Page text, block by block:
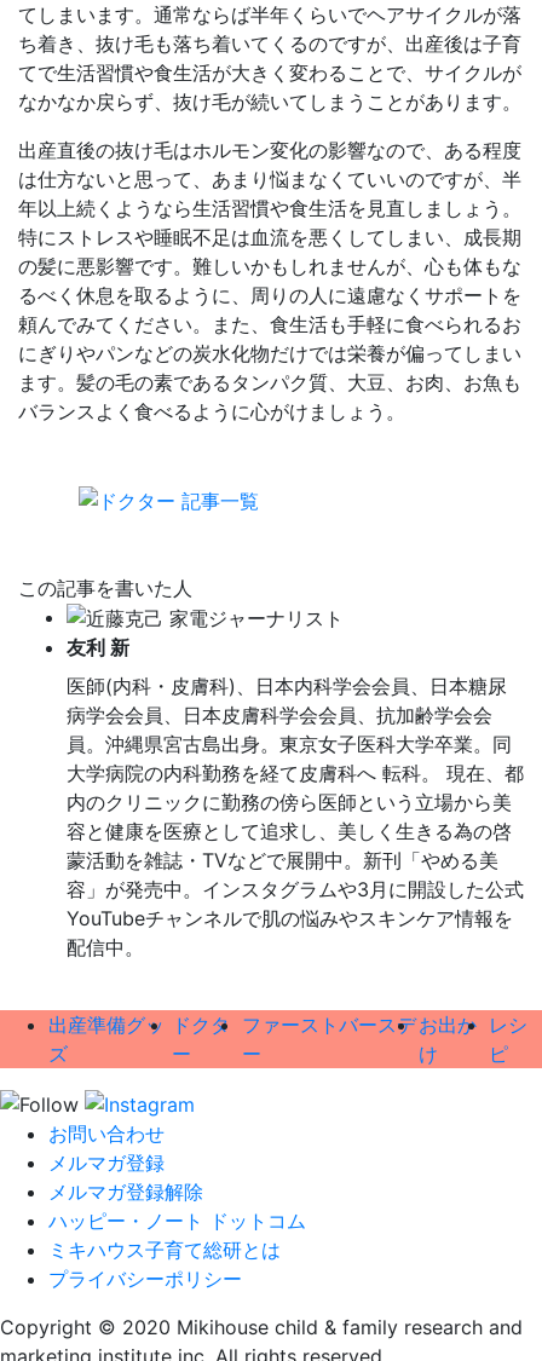
てしまいます。通常ならば半年くらいでヘアサイクルが落
ち着き、抜け毛も落ち着いてくるのですが、出産後は子育
てで生活習慣や食生活が大きく変わることで、サイクルが
なかなか戻らず、抜け毛が続いてしまうことがあります。
出産直後の抜け毛はホルモン変化の影響なので、ある程度
は仕方ないと思って、あまり悩まなくていいのですが、半
年以上続くようなら生活習慣や食生活を見直しましょう。
特にストレスや睡眠不足は血流を悪くしてしまい、成長期
の髪に悪影響です。難しいかもしれませんが、心も体もな
るべく休息を取るように、周りの人に遠慮なくサポートを
頼んでみてください。また、食生活も手軽に食べられるお
にぎりやパンなどの炭水化物だけでは栄養が偏ってしまい
ます。髪の毛の素であるタンパク質、大豆、お肉、お魚も
バランスよく食べるように心がけましょう。
この記事を書いた人
友利 新
医師(内科・皮膚科)、日本内科学会会員、日本糖尿
病学会会員、日本皮膚科学会会員、抗加齢学会会
員。沖縄県宮古島出身。東京女子医科大学卒業。同
大学病院の内科勤務を経て皮膚科へ 転科。 現在、都
内のクリニックに勤務の傍ら医師という立場から美
容と健康を医療として追求し、美しく生きる為の啓
蒙活動を雑誌・TVなどで展開中。新刊「やめる美
容」が発売中。インスタグラムや3月に開設した公式
YouTubeチャンネルで肌の悩みやスキンケア情報を
配信中。
出産準備グッ
ズ
ドクタ
ー
ファーストバースデ
ー
お出か
け
レシ
ピ
お問い合わせ
メルマガ登録
メルマガ登録解除
ハッピー・ノート ドットコム
ミキハウス子育て総研とは
プライバシーポリシー
Copyright © 2020 Mikihouse child & family research and
marketing institute inc. All rights reserved.